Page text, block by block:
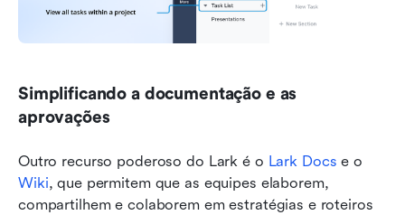
Simplificando a documentação e as
aprovações
Outro recurso poderoso do Lark é o Lark Docs
Wiki, que permitem que as equipes elaborem,
compartilhem e colaborem em estratégias e roteiros